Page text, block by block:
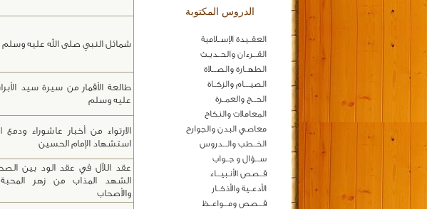
الدروس المكتوبة
العقــيدة الإســلامية
القـــرءان والحــديـث
الطهــارة والصـــلاة
الصيــــام والزكــاة
الحـــج والعمــرة
المعاملات والنكاح
معاصي البدن والجوارح
الخــطب والـــدروس
ســـؤال و جــواب
قــصص الأنـبيـــاء
الأدعــية والأذكــار
قـــصص ومـــواعــظ
شمائل النبي صلى الله عليه وسلم
طالعة الأقمار من سيرة سيد
عليه وسلم
الارتواء من أخبار عاشوراء
استشهاد الإمام الحسين
عقد اللآل في عقد الود بين
الشهد المذاب من زهر
والأصحاب